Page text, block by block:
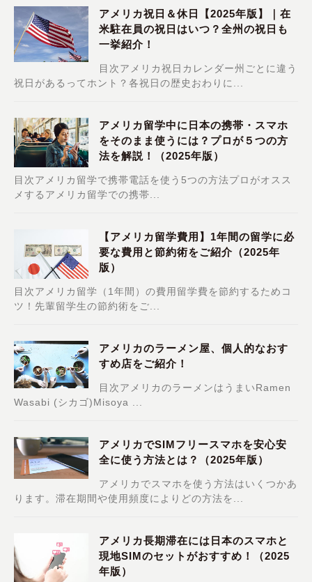
アメリカ祝日＆休日【2025年版】｜在
米駐在員の祝日はいつ？全州の祝日も
一挙紹介！
目次アメリカ祝日カレンダー州ごとに違う
祝日があるってホント？各祝日の歴史おわりに...
アメリカ留学中に日本の携帯・スマホ
をそのまま使うには？プロが５つの方
法を解説！（2025年版）
目次アメリカ留学で携帯電話を使う5つの方法プロがオスス
メするアメリカ留学での携帯...
【アメリカ留学費用】1年間の留学に必
要な費用と節約術をご紹介（2025年
版）
目次アメリカ留学（1年間）の費用留学費を節約するためコ
ツ！先輩留学生の節約術をご...
アメリカのラーメン屋、個人的なおす
すめ店をご紹介！
目次アメリカのラーメンはうまいRamen
Wasabi (シカゴ)Misoya ...
アメリカでSIMフリースマホを安心安
全に使う方法とは？（2025年版）
アメリカでスマホを使う方法はいくつかあ
ります。滞在期間や使用頻度によりどの方法を...
アメリカ長期滞在には日本のスマホと
現地SIMのセットがおすすめ！（2025
年版）